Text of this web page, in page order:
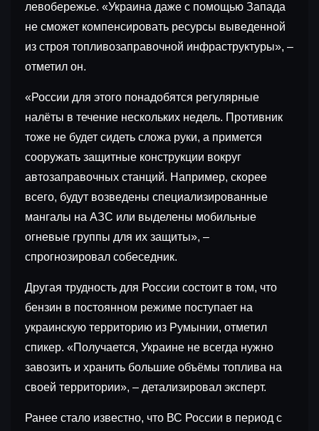
левобережье. «Украина даже с помощью Запада
не сможет компенсировать ресурсы выведенной
из строя топливозаправочной инфраструктуры», –
отметил он.
«России для этого понадобятся регулярные
налёты в течение нескольких недель. Противник
тоже не будет сидеть сложа руки, а примется
сооружать защитные конструкции вокруг
автозаправочных станций. Например, скорее
всего, будут возведены специализированные
мангалы на АЗС или выделены мобильные
огневые группы для их защиты», –
спрогнозировал собеседник.
Другая трудность для России состоит в том, что
бензин в постоянном режиме поступает на
украинскую территорию из Румынии, отметил
спикер. «Получается, Украине не всегда нужно
завозить и хранить большие объёмы топлива на
своей территории», – детализировал эксперт.
Ранее стало известно, что ВС России в период с